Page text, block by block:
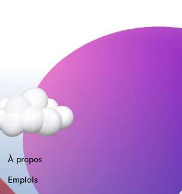
À propos
Emplois